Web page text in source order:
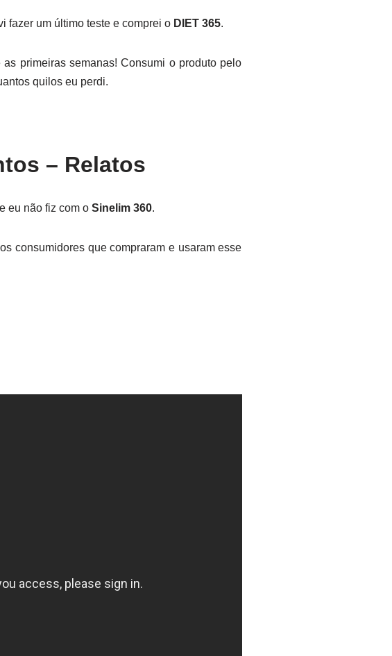
fazer um último teste e comprei o DIET 365.
primeiras semanas! Consumi o produto pelo
quilos eu perdi.
– Relatos
eu não fiz com o Sinelim 360.
consumidores que compraram e usaram esse